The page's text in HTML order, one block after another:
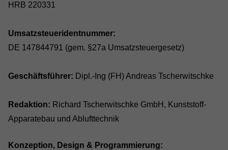
HRB 220331
Umsatzsteueridentnummer:
DE 147844791 (gem. §27a Umsatzsteuergesetz)
Geschäftsführer: Dipl.-Ing (FH) Andreas Tscherwitschke
Redaktion: Richard Tscherwitschke GmbH, Kunststoff-
Apparatebau und Ablufttechnik
Konzeption, Design & Programmierung: